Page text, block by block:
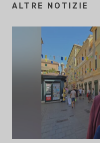
ALTRE NOTIZIE